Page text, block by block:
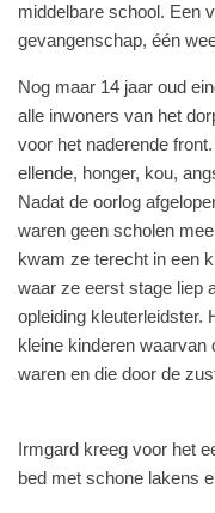
middelbare school. Een
gevangenschap, één
Nog maar 14 jaar oud
alle inwoners van het
voor het naderende
ellende, honger, kou,
Nadat de oorlog
waren geen scholen
kwam ze terecht in een
waar ze eerst stage liep
opleiding kleuterleidster.
kleine kinderen
waren en die door de
Irmgard kreeg voor het
bed met schone lakens